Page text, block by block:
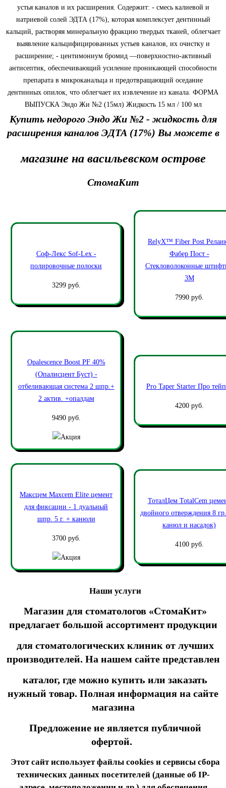
устья каналов и их расширения. Содержит: - смесь калиевой и
натриевой солей ЭДТА (17%), которая комплексует дентинный
кальций, растворяя минеральную фракцию твердых тканей, облегчает
выявление кальцифицированных устьев каналов, их очистку и
расширение; - центимониум бромид —поверхностно-активный
антисептик, обеспечивающий усиление проникающей способности
препарата в микроканальца и предотвращающий оседание
дентинных опилок, что облегчает их извлечение из канала. ФОРМА
ВЫПУСКА Эндо Жи №2 (15мл) Жидкость 15 мл / 100 мл
Купить недорого Эндо Жи №2 - жидкость для
расширения каналов ЭДТА (17%) Вы можете в
магазине на васильевском острове
СтомаКит
Соф-Лекс Sof-Lex -
полировочные полоски
3299 руб.
RelyX™ Fiber Post
Фабер Пост -
Стекловолоконные
3М
7990 руб.
Opalescence Boost PF 40%
(Опалисцент Буст) -
отбеливающая система 2 шпр.+
2 актив. +опалдам
9490 руб.
Pro Taper Starter Про
4200 руб.
Максцем Maxcem Elite цемент
для фиксации - 1 дуальный
шпр. 5 г. + канюли
3700 руб.
ТоталЦем TotalCem
двойного отверждения 8
канюл и насадок)
4100 руб.
Наши услуги
Магазин для стоматологов «СтомаКит»
предлагает большой ассортимент продукции
для стоматологических клиник от лучших
производителей. На нашем сайте представлен
каталог, где можно купить или заказать
нужный товар. Полная информация на сайте
магазина
Предложение не является публичной
офертой.
Этот сайт использует файлы cookies и сервисы сбора
технических данных посетителей (данные об IP-